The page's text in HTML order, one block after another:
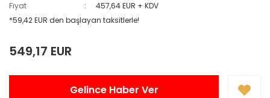
Fiyat
457,64 EUR + KDV
*59,42 EUR den başlayan taksitlerle!
549,17 EUR
Gelince Haber Ver